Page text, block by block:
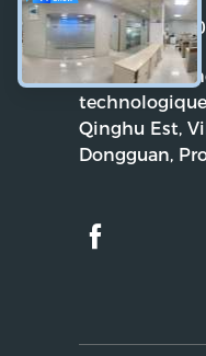
Email:
Adresse:
Qinghu Est,
Dongguan,